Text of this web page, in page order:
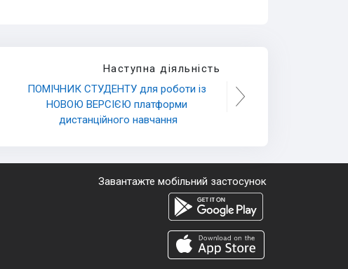
Наступна діяльність
ПОМІЧНИК СТУДЕНТУ для роботи із
НОВОЮ ВЕРСІЄЮ платформи
дистанційного навчання
Завантажте мобільний застосунок